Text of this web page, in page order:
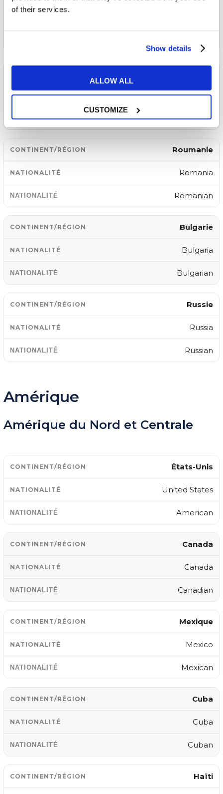
of their services.
Show details
ALLOW ALL
CUSTOMIZE
Slovakia
Slovak
Roumanie
Romania
Romanian
Bulgarie
Bulgaria
Bulgarian
Russie
Russia
Russian
Amérique
Amérique du Nord et Centrale
États-Unis
United States
American
Canada
Canada
Canadian
Mexique
Mexico
Mexican
Cuba
Cuba
Cuban
Haïti